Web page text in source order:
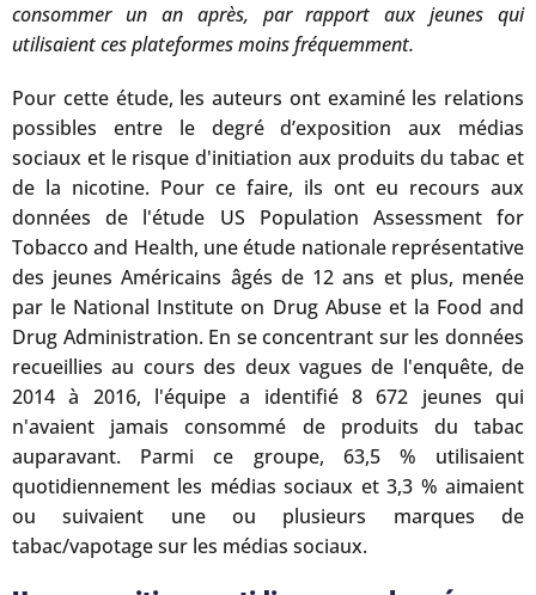
consommer un an après, par rapport aux jeunes qui
utilisaient ces plateformes moins fréquemment.
Pour cette étude, les auteurs ont examiné les relations
possibles entre le degré d’exposition aux médias
sociaux et le risque d'initiation aux produits du tabac et
de la nicotine. Pour ce faire, ils ont eu recours aux
données de l'étude US Population Assessment for
Tobacco and Health, une étude nationale représentative
des jeunes Américains âgés de 12 ans et plus, menée
par le National Institute on Drug Abuse et la Food and
Drug Administration. En se concentrant sur les données
recueillies au cours des deux vagues de l'enquête, de
2014 à 2016, l'équipe a identifié 8 672 jeunes qui
n'avaient jamais consommé de produits du tabac
auparavant. Parmi ce groupe, 63,5 % utilisaient
quotidiennement les médias sociaux et 3,3 % aimaient
ou suivaient une ou plusieurs marques de
tabac/vapotage sur les médias sociaux.